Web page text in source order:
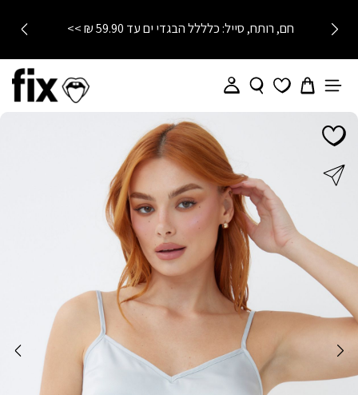
חם, רותח, סייל: כלללל הבגדי ים עד 59.90 ₪ >>